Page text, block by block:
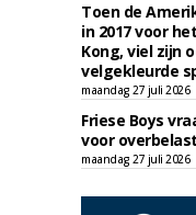
Toen de
in 2017 voor
Kong, viel zijn
velgekleurde
maandag 27 juli 2026
Friese Boys
voor
maandag 27 juli 2026